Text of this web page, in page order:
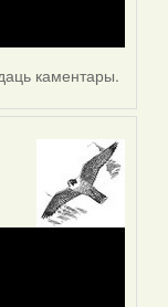
каментары.